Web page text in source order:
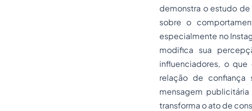
demonstra o estudo
sobre o
especialmente no
modifica sua
influenciadores, o
relação de
mensagem
transforma o ato de